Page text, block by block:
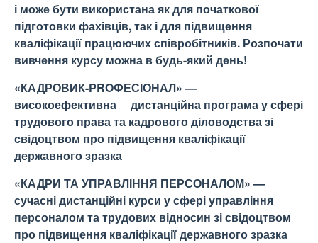
і може бути використана як для початкової
підготовки фахівців, так і для підвищення
кваліфікації працюючих співробітників. Розпочати
вивчення курсу можна в будь-який день!
«КАДРОВИК-PROФЕСІОНАЛ» —
високоефективна дистанційна програма у сфері
трудового права та кадрового діловодства зі
свідоцтвом про підвищення кваліфікації
державного зразка
«КАДРИ ТА УПРАВЛІННЯ ПЕРСОНАЛОМ» —
сучасні дистанційні курси у сфері управління
персоналом та трудових відносин зі свідоцтвом
про підвищення кваліфікації державного зразка